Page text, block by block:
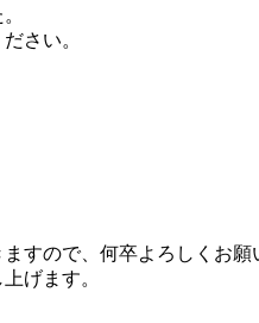
さい。
すので、何卒よろしくお願
げます。